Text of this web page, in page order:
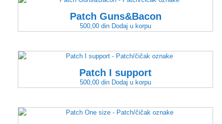
Patch Guns&Bacon
500,00 din Dodaj u korpu
Patch I support
500,00 din Dodaj u korpu